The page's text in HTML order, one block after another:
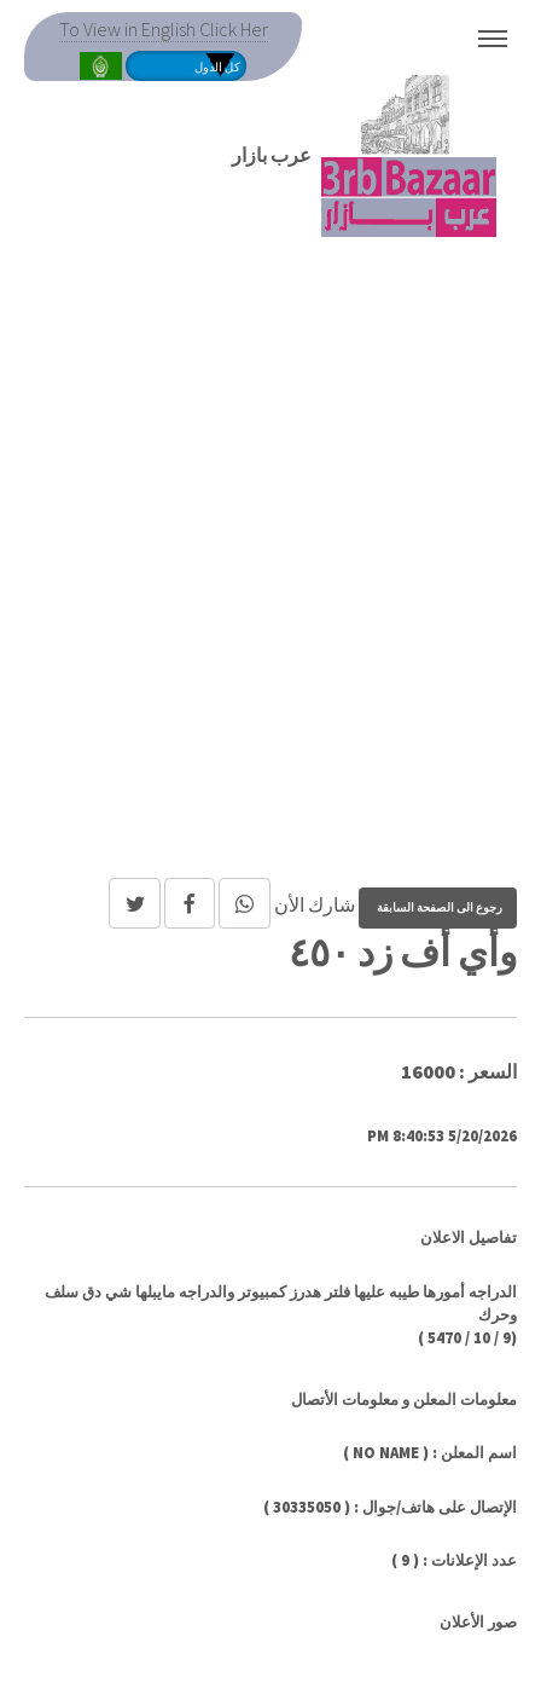
To View in English Click Her
عرب بازار
شارك الأن
وأي أف زد ٤٥٠
السعر : 16000
5/20/2026 8:40:53 PM
تفاصيل الاعلان
الدراجه أمورها طيبه عليها فلتر هدرز كمبيوتر والدراجه مايبلها شي دق سلف
وحرك
(
9
/
10
/
5470
)
معلومات المعلن و معلومات الأتصال
اسم المعلن : ( NO NAME )
الإتصال على هاتف/جوال : ( 30335050 )
عدد الإعلانات : ( 9 )
صور الأعلان